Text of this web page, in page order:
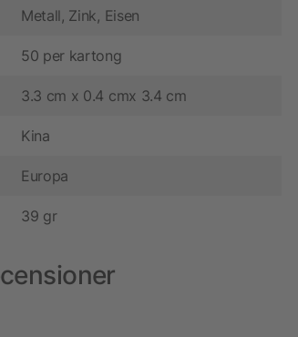
Metall, Zink, Eisen
50 per kartong
3.3 cm x 0.4 cmx 3.4 cm
Kina
Europa
39 gr